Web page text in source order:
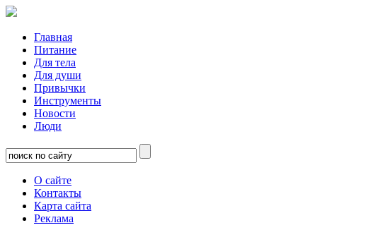
Главная
Питание
Для тела
Для души
Привычки
Инструменты
Новости
Люди
О сайте
Контакты
Карта сайта
Реклама